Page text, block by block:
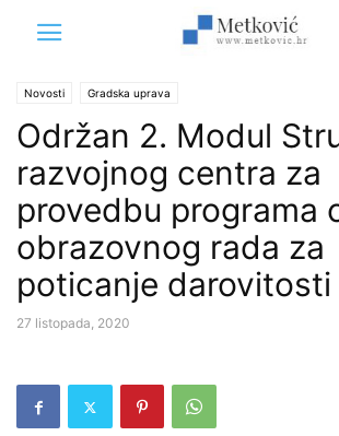
Novosti Gradska uprava
Održan 2. Modul
razvojnog centra za
provedbu programa
obrazovnog rada za
poticanje darovitosti
27 listopada, 2020